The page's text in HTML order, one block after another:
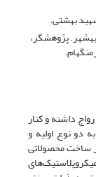
بهشتی.
پژوهشگر،
داشته و کنار
دو نوع اولیه و
ساخت محصولاتی